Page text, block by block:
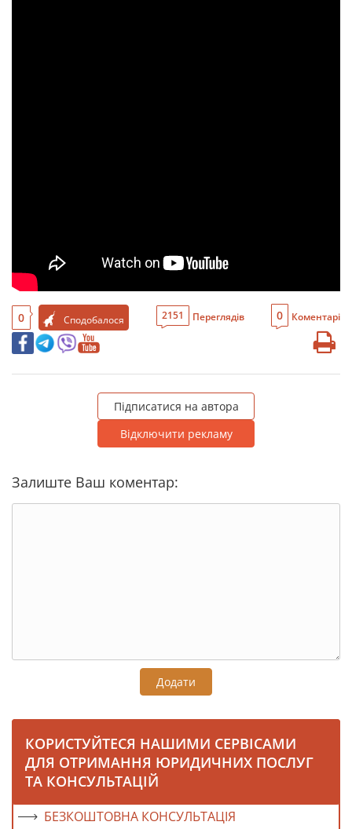
0 Сподобалося 2151 Переглядів 0 Коментарі
Підписатися на автора
Відключити рекламу
Залиште Ваш коментар:
Додати
КОРИСТУЙТЕСЯ НАШИМИ СЕРВІСАМИ
ДЛЯ ОТРИМАННЯ ЮРИДИЧНИХ ПОСЛУГ
ТА КОНСУЛЬТАЦІЙ
БЕЗКОШТОВНА КОНСУЛЬТАЦІЯ